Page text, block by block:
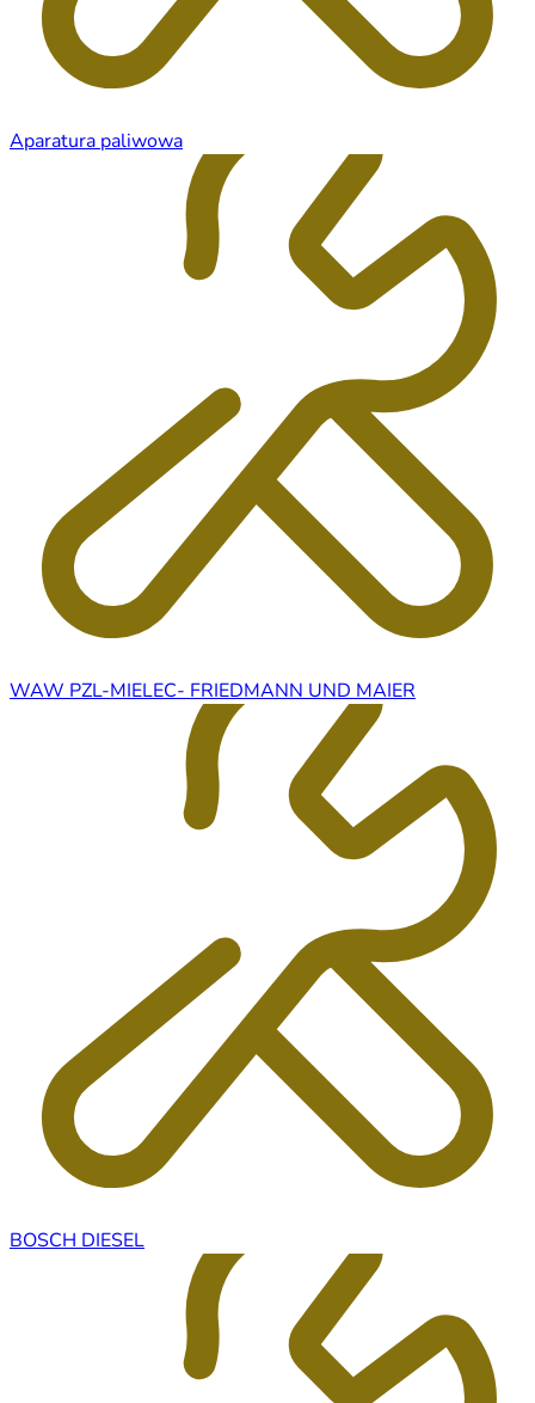
Aparatura paliwowa
WAW PZL-MIELEC- FRIEDMANN UND MAIER
BOSCH DIESEL